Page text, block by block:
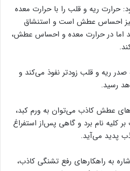
ریه و قلب را با حرارت معده
نیز احساس عطش است و استنشاق
اما در حرارت معده و احساس عطش،
ریه و قلب زودتر نفوذ می‌کند و
رسید.
عطش کاذب می‌توان به ورم کبد،
کلیه نام برد و گاهی پس‌از استفراغ
پدید می‌آید.
به راهکارهای رفع تشنگی کاذب،